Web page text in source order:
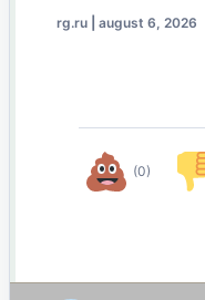
rg.ru august 6, 2026
(0)